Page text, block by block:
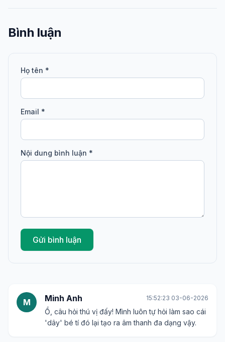
Bình luận
Họ tên *
Email *
Nội dung bình luận *
Gửi bình luận
M Minh Anh 15:52:23 03-06-2026
Ồ, câu hỏi thú vị đấy! Mình luôn tự hỏi làm sao cái
'dây' bé tí đó lại tạo ra âm thanh đa dạng vậy.